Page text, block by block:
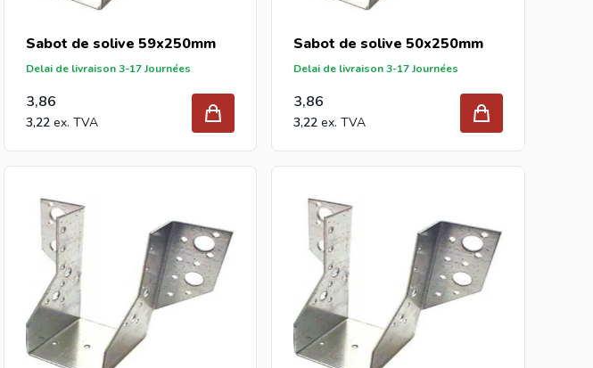
Sabot de solive 59x250mm
Delai de livraison 3-17 Journées
3,86
3,22
Sabot de solive 50x250mm
Delai de livraison 3-17 Journées
3,86
3,22